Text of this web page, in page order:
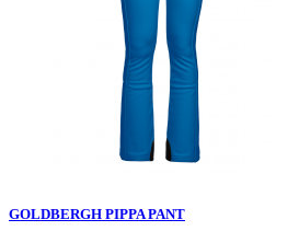
GOLDBERGH PIPPA PANT